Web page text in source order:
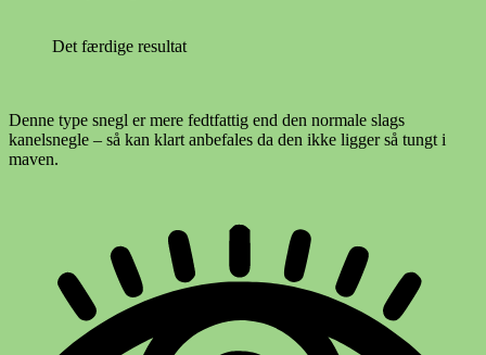
Det færdige resultat
Denne type snegl er mere fedtfattig end den normale slags
kanelsnegle – så kan klart anbefales da den ikke ligger så tungt i
maven.